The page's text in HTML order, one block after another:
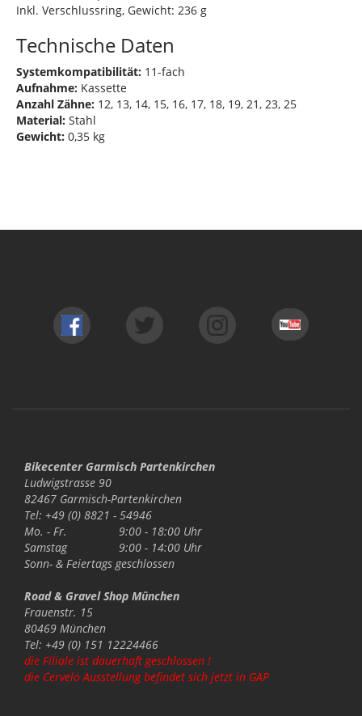
Inkl. Verschlussring, Gewicht: 236 g
Technische Daten
Systemkompatibilität: 11-fach
Aufnahme: Kassette
Anzahl Zähne: 12, 13, 14, 15, 16, 17, 18, 19, 21, 23, 25
Material: Stahl
Gewicht: 0,35 kg
Bikecenter Garmisch Partenkirchen
Ludwigstrasse 90
82467 Garmisch-Partenkirchen
Tel: +49 (0) 8821 - 54946
Mo. - Fr.
9:00 - 18:00 Uhr
Samstag
9:00 - 14:00 Uhr
Sonn- & Feiertags geschlossen
Road & Gravel Shop München
Frauenstr. 15
80469 München
Tel: +49 (0) 151 12224466
die Filiale ist dauerhaft geschlossen !
die Cervelo Ausstellung befindet sich jetzt in GAP